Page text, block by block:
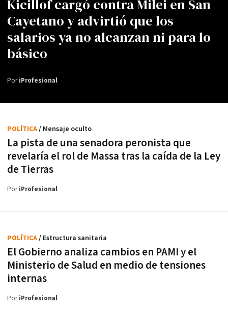
Kicillof cargó contra Milei en San
Cayetano y advirtió que los
salarios ya no alcanzan ni para lo
básico
PoriProfesional
La pista de una senadora peronista que
revelaría el rol de Massa tras la caída de la Ley
de Tierras
POLÍTICA/ Mensaje oculto
PoriProfesional
El Gobierno analiza cambios en PAMI y el
Ministerio de Salud en medio de tensiones
internas
POLÍTICA/ Estructura sanitaria
PoriProfesional